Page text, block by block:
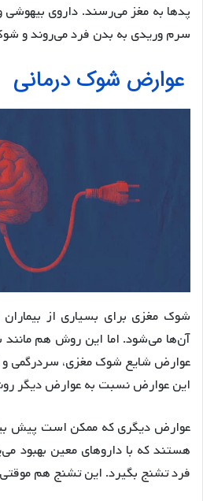
پدها به مغز می‌رسند. داروی
سرم وریدی به بدن فرد می‌روند و
عوارض شوک درمانی
شوک مغزی برای بسیاری از
آن‌ها می‌شود. اما این روش هم مانند
عوارض شایع شوک مغزی، سردرگمی
این عوارض نسبت به عوارض دیگر
عوارض دیگری که ممکن است پیش
هستند که با داروهای معین بهبود
فرد تشنج بگیرد. این تشنج هم